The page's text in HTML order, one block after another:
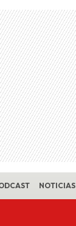
NOTICIAS